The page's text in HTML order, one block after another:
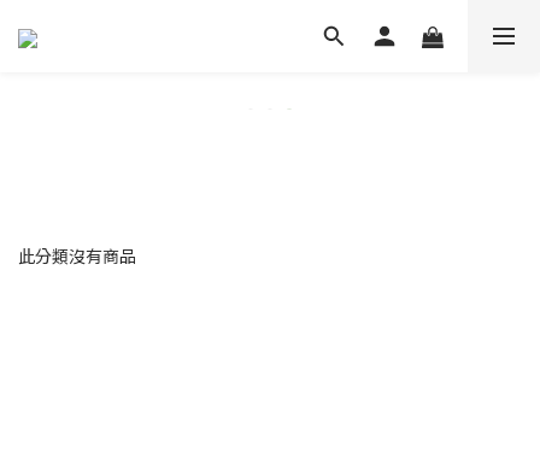
此分類沒有商品